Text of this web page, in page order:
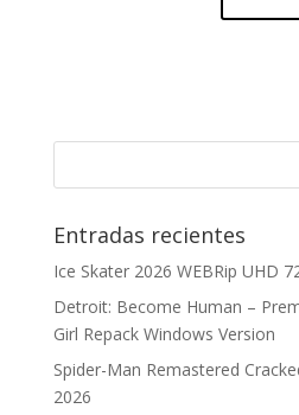
Entradas recientes
Ice Skater 2026 WEBRip UHD
Detroit: Become Human –
Girl Repack Windows Version
Spider-Man Remastered
2026